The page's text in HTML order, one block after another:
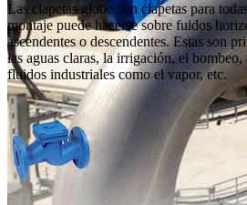
Las clapetas globo son clapetas para
montaje puede hacerse sobre fuidos
ascendentes o descendentes. Estas son
las aguas claras, la irrigación, el
fluidos industriales como el vapor, etc.